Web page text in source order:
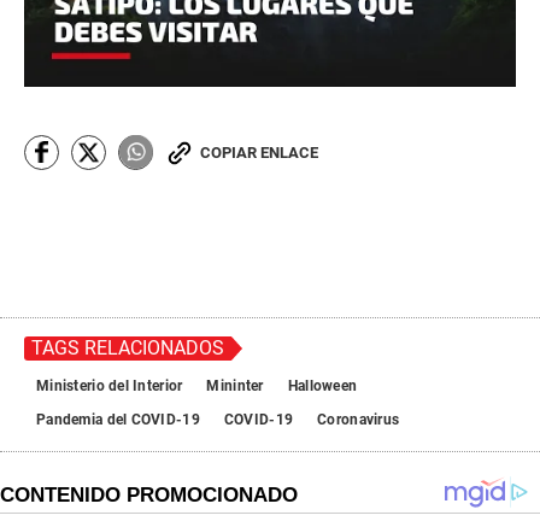
COPIAR ENLACE
TAGS RELACIONADOS
Ministerio del Interior Mininter
Halloween
Pandemia del COVID-19
COVID-19 Coronavirus